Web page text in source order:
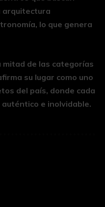
arquitectura
lo que genera
mitad de las categorías
su lugar como uno
del país, donde cada
e inolvidable.